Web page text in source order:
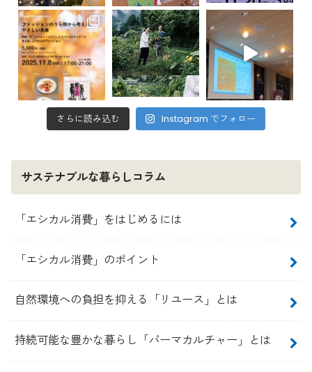
さらに読み込む Instagram でフォロー
サステナブルな暮らしコラム
「エシカル消費」をはじめるには
「エシカル消費」のポイント
自然環境への負担を抑える「リユース」とは
持続可能な豊かな暮らし「パーマカルチャー」とは